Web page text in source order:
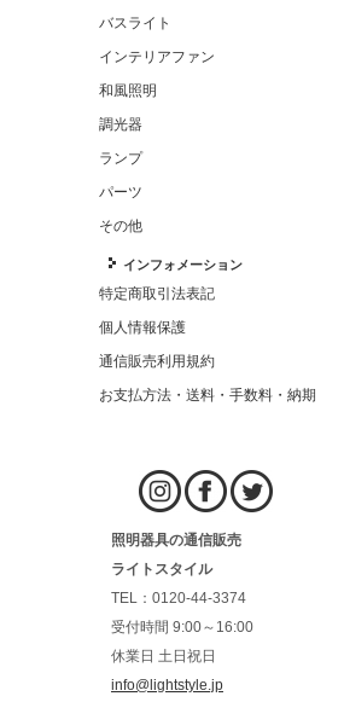
バスライト
インテリアファン
和風照明
調光器
ランプ
パーツ
その他
インフォメーション
特定商取引法表記
個人情報保護
通信販売利用規約
お支払方法・送料・手数料・納期
照明器具の通信販売
ライトスタイル
TEL：0120-44-3374
受付時間 9:00～16:00
休業日 土日祝日
info@lightstyle.jp